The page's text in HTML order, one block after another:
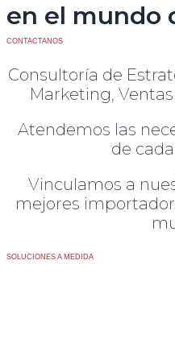
en el mundo
CONTACTANOS
Consultoría de
Marketing,
Atendemos las
de
Vinculamos a
mejores
SOLUCIONES A MEDIDA